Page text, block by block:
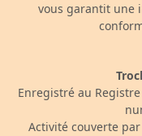
vous garantit une
Enregistré au
Activité couverte